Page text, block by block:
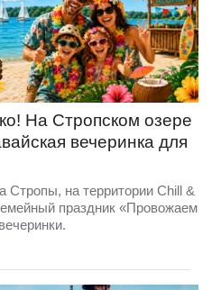
На Стропском озере
вечеринка для
Стропы, на территории Chill &
праздник «Провожаем